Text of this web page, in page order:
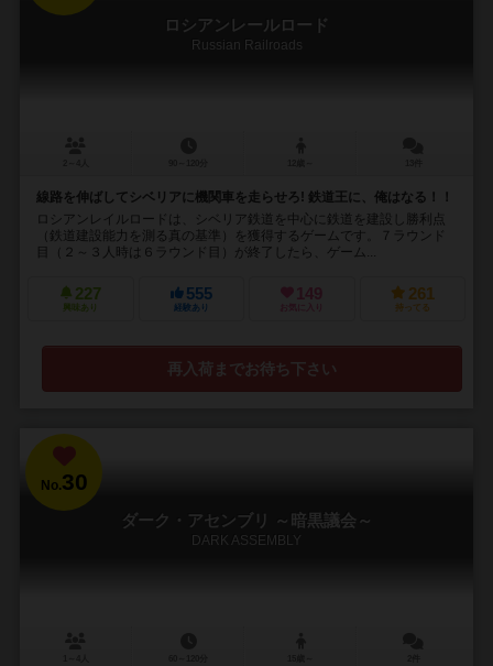
ロシアンレールロード
Russian Railroads
線路を伸ばしてシベリアに機関車を走らせろ! 鉄道王に、俺はなる！！
ロシアンレイルロードは、シベリア鉄道を中心に鉄道を建設し勝利点
（鉄道建設能力を測る真の基準）を獲得するゲームです。７ラウンド
目（２～３人時は６ラウンド目）が終了したら、ゲーム...
227
興味あり
555
経験あり
149
お気に入り
261
持ってる
再入荷までお待ち下さい
No.30
ダーク・アセンブリ ～暗黒議会～
DARK ASSEMBLY